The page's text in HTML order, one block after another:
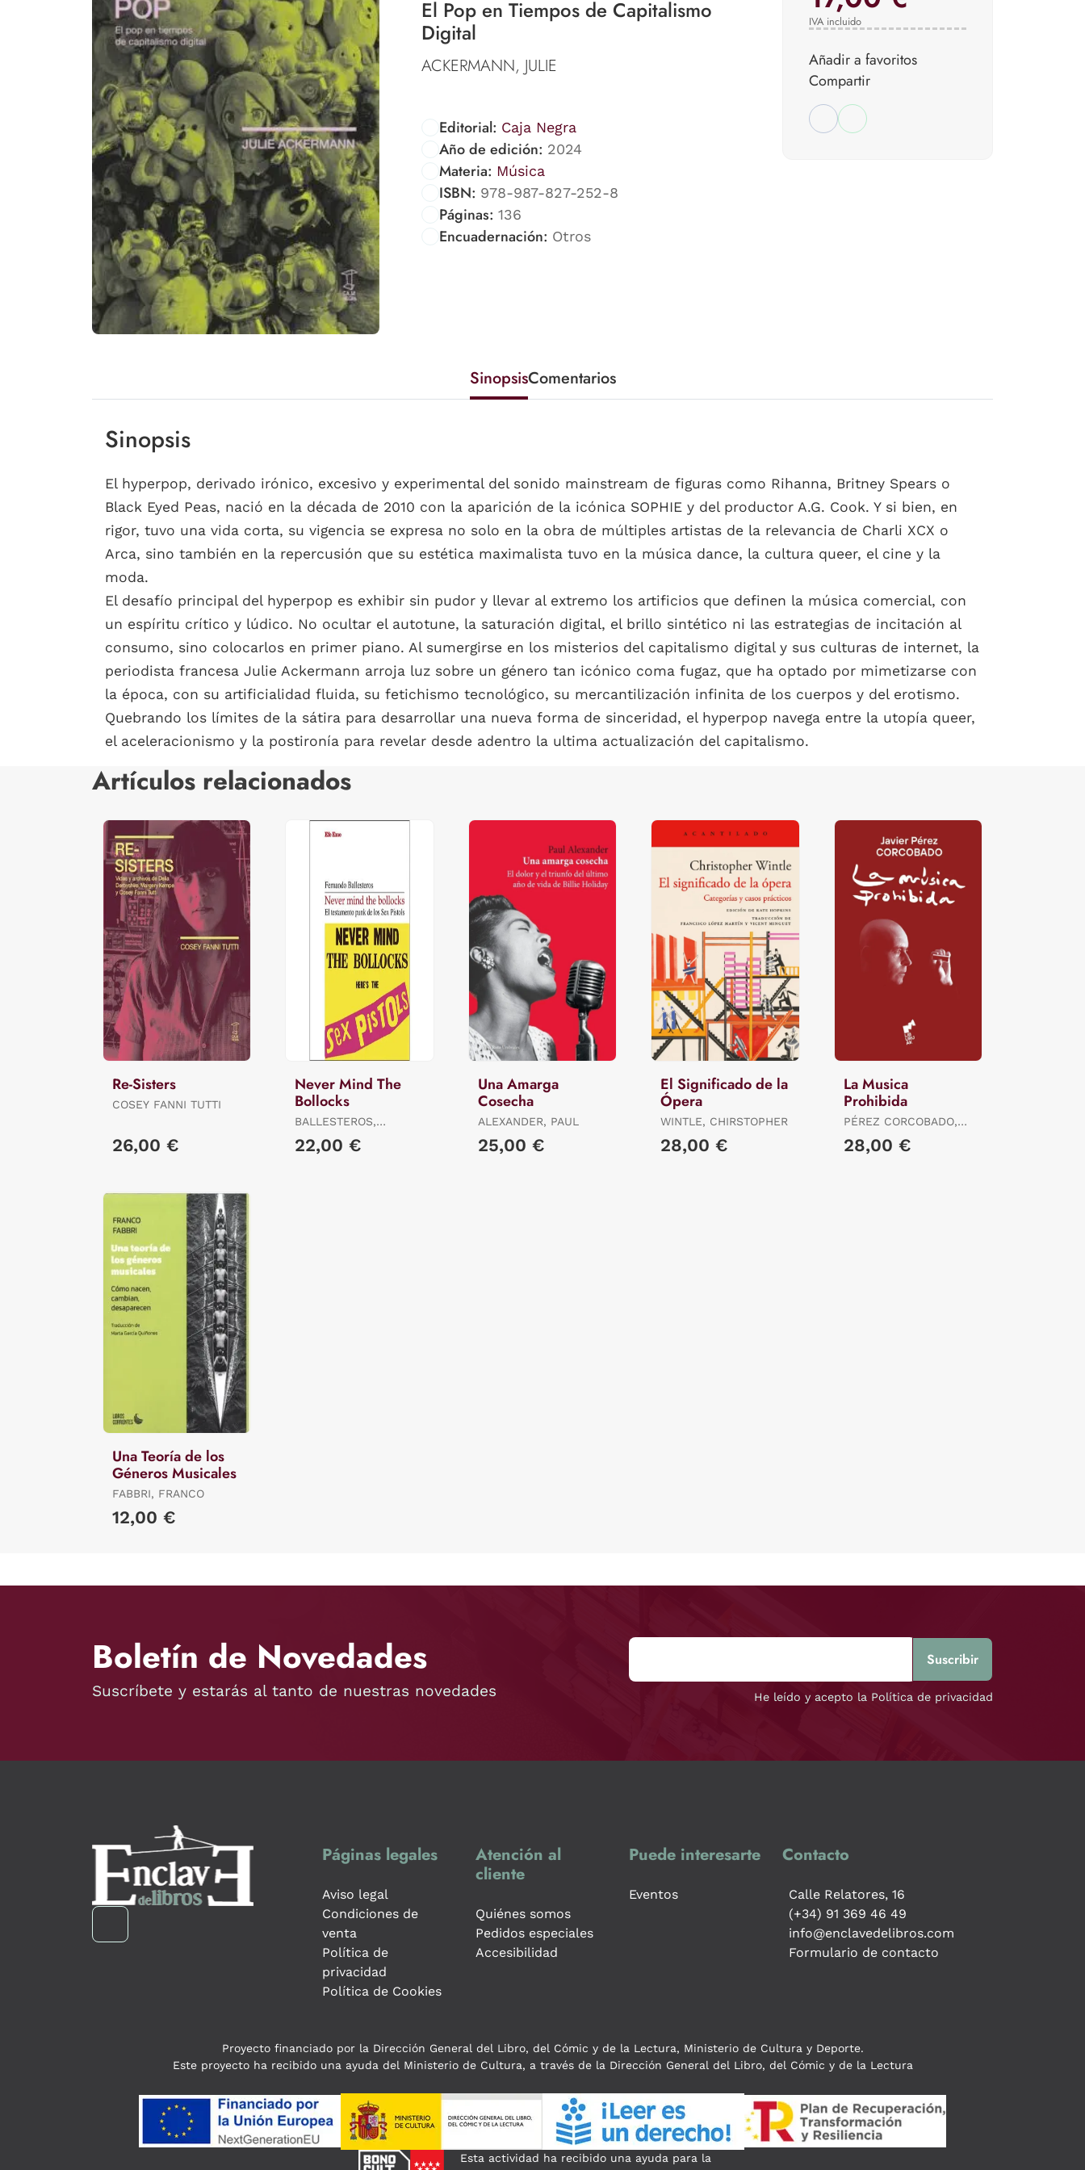
El Pop en Tiempos de Capitalismo
Digital
ACKERMANN, JULIE
Editorial: Caja Negra
Año de edición: 2024
Materia: Música
ISBN: 978-987-827-252-8
Páginas: 136
Encuadernación: Otros
IVA incluido
Añadir a favoritos
Compartir
SinopsisComentarios
Sinopsis
El hyperpop, derivado irónico, excesivo y experimental del sonido mainstream de figuras como Rihanna, Britney Spears o
Black Eyed Peas, nació en la década de 2010 con la aparición de la icónica SOPHIE y del productor A.G. Cook. Y si bien, en
rigor, tuvo una vida corta, su vigencia se expresa no solo en la obra de múltiples artistas de la relevancia de Charli XCX o
Arca, sino también en la repercusión que su estética maximalista tuvo en la música dance, la cultura queer, el cine y la
moda.
El desafío principal del hyperpop es exhibir sin pudor y llevar al extremo los artificios que definen la música comercial, con
un espíritu crítico y lúdico. No ocultar el autotune, la saturación digital, el brillo sintético ni las estrategias de incitación al
consumo, sino colocarlos en primer piano. Al sumergirse en los misterios del capita­lismo digital y sus culturas de internet, la
periodista francesa Julie Ackermann arroja luz sobre un género tan icónico coma fugaz, que ha optado por mimetizarse con
la época, con su artificialidad fluida, su fetichismo tecnológico, su mercantilización infinita de los cuerpos y del erotismo.
Quebrando los límites de la sátira para desa­rrollar una nueva forma de sinceridad, el hyperpop navega entre la utopía queer,
el aceleracionismo y la postironía para revelar desde adentro la ultima actualización del capitalismo.
Artículos relacionados
Re-Sisters
COSEY FANNI TUTTI
26,00 €
Never Mind The
Bollocks
BALLESTEROS,
22,00 €
Una Amarga
Cosecha
ALEXANDER, PAUL
25,00 €
El Significado de la
Ópera
WINTLE, CHIRSTOPHER
28,00 €
La Musica
Prohibida
PÉREZ CORCOBADO,
28,00 €
Una Teoría de los
Géneros Musicales
FABBRI, FRANCO
12,00 €
Boletín de Novedades
Suscríbete y estarás al tanto de nuestras novedades He leído y acepto la Política de privacidad
Páginas legales
Aviso legal
Condiciones de
venta
Política de
privacidad
Política de Cookies
Atención al
cliente
Quiénes somos
Pedidos especiales
Accesibilidad
Puede interesarte
Eventos
Contacto
Calle Relatores, 16
(+34) 91 369 46 49
info@enclavedelibros.com
Formulario de contacto
Proyecto financiado por la Dirección General del Libro, del Cómic y de la Lectura, Ministerio de Cultura y Deporte.
Este proyecto ha recibido una ayuda del Ministerio de Cultura, a través de la Dirección General del Libro, del Cómic y de la Lectura
Esta actividad ha recibido una ayuda para la